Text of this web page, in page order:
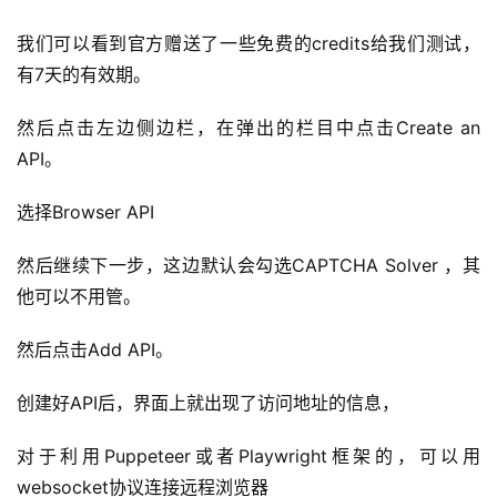
群
营
记
验
教
软
件
应
用
我们可以看到官方赠送了一些免费的credits给我们测试，
有7天的有效期。
然后点击左边侧边栏，在弹出的栏目中点击Create an
API。
选择Browser API
然后继续下一步，这边默认会勾选CAPTCHA Solver ，其
他可以不用管。
然后点击Add API。
创建好API后，界面上就出现了访问地址的信息，
对于利用Puppeteer或者Playwright框架的，可以用
websocket协议连接远程浏览器